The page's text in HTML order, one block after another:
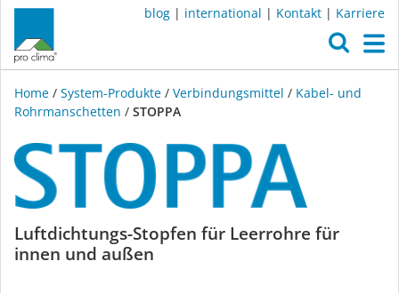
blog | international | Kontakt | Karriere
Home / System-Produkte / Verbindungsmittel / Kabel- und
Rohr­manschetten / STOPPA
STOPPA
Luftdichtungs-Stopfen für Leerrohre für
innen und außen